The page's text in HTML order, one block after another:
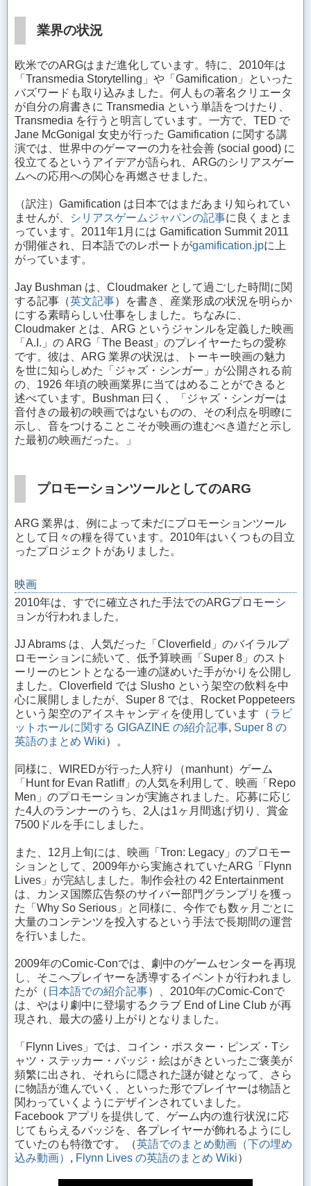
業界の状況
欧米でのARGはまだ進化しています。特に、2010年は
「Transmedia Storytelling」や「Gamification」といった
バズワードも取り込みました。何人もの著名クリエータ
が自分の肩書きに Transmedia という単語をつけたり、
Transmedia を行うと明言しています。一方で、TED で
Jane McGonigal 女史が行った Gamification に関する講
演では、世界中のゲーマーの力を社会善 (social good) に
役立てるというアイデアが語られ、ARGのシリアスゲー
ムへの応用への関心を再燃させました。
（訳注）Gamification は日本ではまだあまり知られてい
ませんが、
シリアスゲームジャパンの記事に良くまとま
っています。2011年1月には Gamification Summit 2011
が開催され、日本語でのレポートがgamification.jpに上
がっています。
Jay Bushman は、Cloudmaker として過ごした時間に関
する記事（英文記事）を書き、産業形成の状況を明らか
にする素晴らしい仕事をしました。ちなみに、
Cloudmaker とは、ARG というジャンルを定義した映画
「A.I.」の ARG「The Beast」のプレイヤーたちの愛称
です。彼は、ARG 業界の状況は、トーキー映画の魅力
を世に知らしめた「ジャズ・シンガー」が公開される前
の、1926 年頃の映画業界に当てはめることができると
述べています。Bushman 曰く、「ジャズ・シンガーは
音付きの最初の映画ではないものの、その利点を明瞭に
示し、音をつけることこそが映画の進むべき道だと示し
た最初の映画だった。」
プロモーションツールとしてのARG
ARG 業界は、例によって未だにプロモーションツール
として日々の糧を得ています。2010年はいくつもの目立
ったプロジェクトがありました。
映画
2010年は、すでに確立された手法でのARGプロモーシ
ョンが行われました。
JJ Abrams は、人気だった「Cloverfield」のバイラルプ
ロモーションに続いて、低予算映画「Super 8」のスト
ーリーのヒントとなる一連の謎めいた手がかりを公開し
ました。Cloverfield では Slusho という架空の飲料を中
心に展開しましたが、Super 8 では、Rocket Poppeteers
という架空のアイスキャンディを使用しています（ラビ
ットホールに関する GIGAZINE の紹介記事, Super 8 の
英語のまとめ Wiki）。
同様に、WIREDが行った人狩り（manhunt）ゲーム
「Hunt for Evan Ratliff」の人気を利用して、映画「Repo
Men」のプロモーションが実施されました。応募に応じ
た4人のランナーのうち、2人は1ヶ月間逃げ切り、賞金
7500ドルを手にしました。
また、12月上旬には、映画「Tron: Legacy」のプロモー
ションとして、2009年から実施されていたARG「Flynn
Lives」が完結しました。制作会社の 42 Entertainment
は、カンヌ国際広告祭のサイバー部門グランプリを獲っ
た「Why So Serious」と同様に、今作でも数ヶ月ごとに
大量のコンテンツを投入するという手法で長期間の運営
を行いました。
2009年のComic-Conでは、劇中のゲームセンターを再現
し、そこへプレイヤーを誘導するイベントが行われまし
たが（ 日本語での紹介記事）、2010年のComic-Conで
は、やはり劇中に登場するクラブ End of Line Club が再
現され、最大の盛り上がりとなりました。
「Flynn Lives」では、コイン・ポスター・ピンズ・Tシ
ャツ・ステッカー・バッジ・絵はがきといったご褒美が
頻繁に出され、それらに隠された謎が鍵となって、さら
に物語が進んでいく、といった形でプレイヤーは物語と
関わっていくようにデザインされていました。
Facebook アプリを提供して、ゲーム内の進行状況に応
じてもらえるバッジを、各プレイヤーが飾れるようにし
ていたのも特徴です。（英語でのまとめ動画（下の埋め
込み動画） , Flynn Lives の英語のまとめ Wiki）